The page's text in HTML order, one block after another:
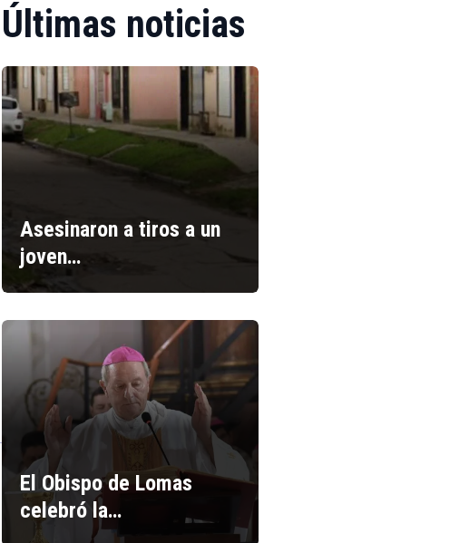
Últimas noticias
Asesinaron a tiros a un
joven…
El Obispo de Lomas
celebró la…